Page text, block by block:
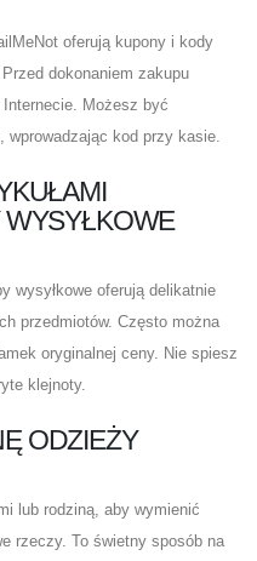
oferują kupony i kody
dokonaniem zakupu
Możesz być
kod przy kasie.
WYSYŁKOWE
wysyłkowe oferują delikatnie
przedmiotów. Często można
oryginalnej ceny. Nie spiesz
klejnoty.
ODZIEŻY
lub rodziną, aby wymienić
rzeczy. To świetny sposób na